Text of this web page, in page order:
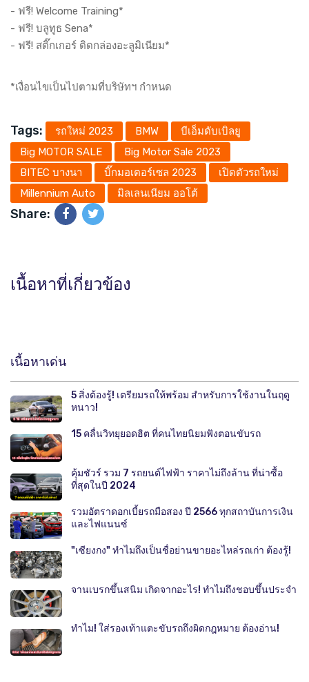
- ฟรี! Welcome Training*
- ฟรี! บลูทูธ Sena*
- ฟรี! สติ๊กเกอร์ ติดกล่องอะลูมิเนียม*
*เงื่อนไขเป็นไปตามที่บริษัทฯ กำหนด
Tags: รถใหม่ 2023 BMW
บีเอ็มดับเบิลยู
Big MOTOR SALE
Big Motor Sale 2023
BITEC บางนา
บิ๊กมอเตอร์เซล 2023
เปิดตัวรถใหม่
Millennium Auto
มิลเลนเนียม ออโต้
Share:
เนื้อหาที่เกี่ยวข้อง
เนื้อหาเด่น
5 สิ่งต้องรู้! เตรียมรถให้พร้อม สำหรับการใช้งานในฤดู
หนาว!
15 คลื่นวิทยุยอดฮิต ที่คนไทยนิยมฟังตอนขับรถ
คุ้มชัวร์ รวม 7 รถยนต์ไฟฟ้า ราคาไม่ถึงล้าน ที่น่าซื้อ
ที่สุดในปี 2024
รวมอัตราดอกเบี้ยรถมือสอง ปี 2566 ทุกสถาบันการเงิน
และไฟแนนซ์
"เซียงกง" ทำไมถึงเป็นชื่อย่านขายอะไหล่รถเก่า ต้องรู้!
จานเบรกขึ้นสนิม เกิดจากอะไร! ทำไมถึงชอบขึ้นประจำ
ทำไม! ใส่รองเท้าแตะขับรถถึงผิดกฎหมาย ต้องอ่าน!